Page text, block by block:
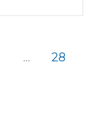
... 28